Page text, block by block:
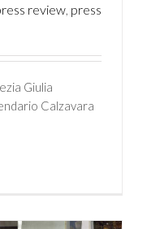
review press
Giulia
Calzavara